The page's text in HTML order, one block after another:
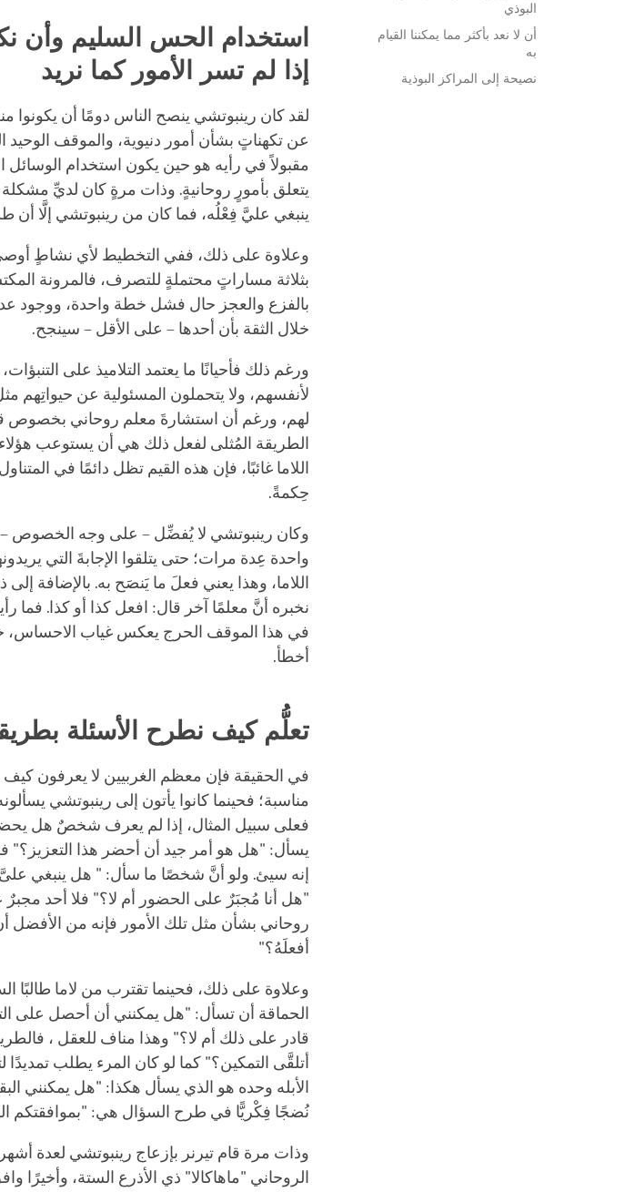
البوذي
أن لا نعد بأكثر مما يمكننا القيام
به
نصيحة إلى المراكز البوذية
استخدام الحس السليم وأن
إذا لم تسر الأمور كما نريد
لقد كان رينبوتشي ينصح الناس دومًا أن يكونوا
عن تكهناتٍ بشأن أمور دنيوية، والموقف الوحيد
مقبولاً في رأيه هو حين يكون استخدام الوسائل
يتعلق بأمورٍ روحانيةٍ. وذات مرةٍ كان لديِّ مشكلة
ينبغي عليَّ فِعْلُه، فما كان من رينبوتشي إلَّا
وعلاوة على ذلك، ففي التخطيط لأي نشاطٍ أوصى
بثلاثة مساراتٍ محتملةٍ للتصرف، فالمرونة
بالفزع والعجز حال فشل خطة واحدة، ووجود
خلال الثقة بأن أحدها – على الأقل – سينجح.
ورغم ذلك فأحيانًا ما يعتمد التلاميذ على
لأنفسهم، ولا يتحملون المسئولية عن حيواتِهم
لهم، ورغم أن استشارةَ معلم روحاني بخصوص
الطريقة المُثلى لفعل ذلك هي أن يستوعب
اللاما غائبًا، فإن هذه القيم تظل دائمًا في
حِكمةً.
وكان رينبوتشي لا يُفضِّل – على وجه الخصوص –
واحدة عِدة مرات؛ حتى يتلقوا الإجابةَ التي
اللاما، وهذا يعني فعلَ ما يَنصَح به. بالإضافة
نخبره أنَّ معلمًا آخر قال: افعل كذا أو كذا. فما
في هذا الموقف الحرج يعكس غياب الاحساس،
أخطأ.
تعلُّم كيف نطرح الأسئلة
في الحقيقة فإن معظم الغربيين لا يعرفون كيف
مناسبة؛ فحينما كانوا يأتون إلى رينبوتشي
فعلى سبيل المثال، إذا لم يعرف شخصٌ هل
يسأل: "هل هو أمر جيد أن أحضر هذا التعزيز ؟"
إنه سيئ. ولو أنَّ شخصًا ما سأل: " هل ينبغي
"هل أنا مُجبَرٌ على الحضور أم لا؟" فلا أحد
روحاني بشأن مثل تلك الأمور فإنه من الأفضل
أفعلَهُ؟"
وعلاوة على ذلك، فحينما تقترب من لاما طالبًا
الحماقة أن تسأل: "هل يمكنني أن أحصل على
قادر على ذلك أم لا؟" وهذا مناف للعقل ،
أتلقَّى التمكين؟" كما لو كان المرء يطلب
الأبله وحده هو الذي يسأل هكذا: "هل يمكنني
نُضجًا فِكْريًّا في طرح السؤال هي: "بموافقتكم
وذات مرة قام تيرنر بإزعاج رينبوتشي لعدة
الروحاني "ماهاكالا" ذي الأذرع الستة، وأخيرًا